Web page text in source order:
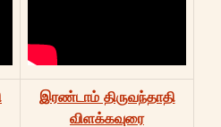
இரண்டாம் திருவந்தாதி
விளக்கவுரை